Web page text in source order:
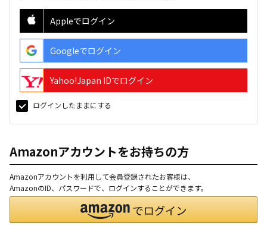
Appleでログイン
Googleでログイン
Yahoo!Japan IDでログイン
ログインしたままにする
Amazonアカウントをお持ちの方
Amazonアカウントを利用して会員登録されたお客様は、
AmazonのID、パスワードで、ログインすることができます。